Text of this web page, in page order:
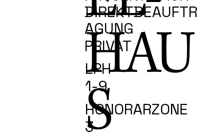
HAU
S
DIREKTBEAUFTR
AGUNG
PRIVAT
LPH
1-9
HONORARZONE
3